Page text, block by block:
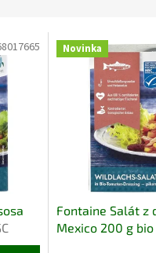
Novinka
Fontaine Salát z
Mexico 200 g bio